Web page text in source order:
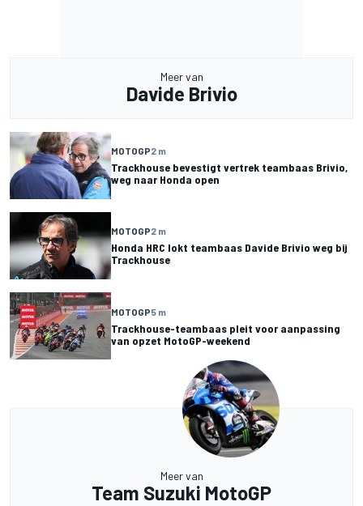
Meer van
Davide Brivio
MOTOGP2 m
Trackhouse bevestigt vertrek teambaas Brivio,
weg naar Honda open
MOTOGP2 m
Honda HRC lokt teambaas Davide Brivio weg bij
Trackhouse
MOTOGP5 m
Trackhouse-teambaas pleit voor aanpassing
van opzet MotoGP-weekend
Meer van
Team Suzuki MotoGP